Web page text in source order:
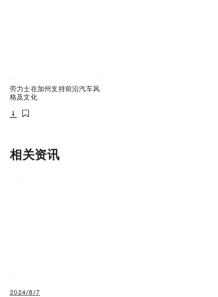
劳力士在加州支持前沿汽车风
格及文化
相关资讯
2024/8/7